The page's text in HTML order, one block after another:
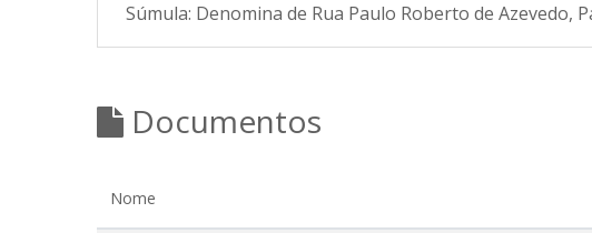
Súmula: Denomina de Rua Paulo Roberto de Azevedo,
Documentos
Nome